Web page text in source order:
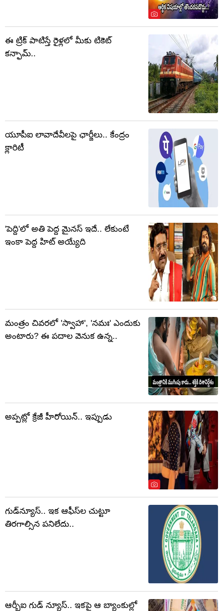
ఈ ట్రిక్ పాటిస్తే రైళ్లలో మీకు టికెట్
కన్ఫామ్..
యూపీఐ లావాదేవీలపై ఛార్జీలు.. కేంద్రం
క్లారిటీ
'పెద్ది'లో అతి పెద్ద మైనస్ ఇదే.. లేకుంటే
ఇంకా పెద్ద హిట్ అయ్యేది
మంత్రం చివరలో 'స్వాహా', 'నమః' ఎందుకు
అంటారు? ఈ పదాల వెనుక ఉన్న..
అప్పట్లో క్రేజీ హీరోయిన్.. ఇప్పుడు
గుడ్‌న్యూస్.. ఇక ఆఫీస్‌ల చుట్టూ
తిరగాల్సిన పనిలేదు..
ఆర్బీఐ గుడ్ న్యూస్.. ఇకపై ఆ బ్యాంకుల్లో